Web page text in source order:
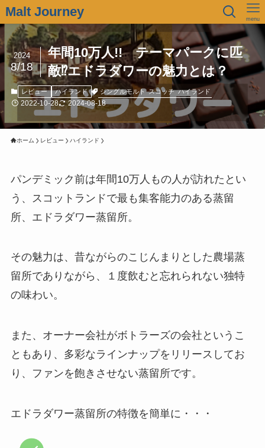
Malt Journey menu
年間10万人!! テーマパークに匹
敵⁉エドラダワーの魅力とは？
2024
8/18
レビュー ハイランド シングルモルト スコッチ ハイランド
2022-10-28 2024-08-18
ホーム レビュー ハイランド
パンデミック前は年間10万人もの人が訪れたとい
う、スコットランドで最も集客能力のある蒸留
所、エドラダワー蒸留所。
その魅力は、昔ながらのこじんまりとした農場蒸
留所でありながら、１度飲むと忘れられない独特
の味わい。
また、オーナー会社がボトラーズの会社というこ
ともあり、多彩なラインナップをリリースしてお
り、ファンを飽きさせない蒸留所です。
エドラダワー蒸留所の特徴を簡単に・・・